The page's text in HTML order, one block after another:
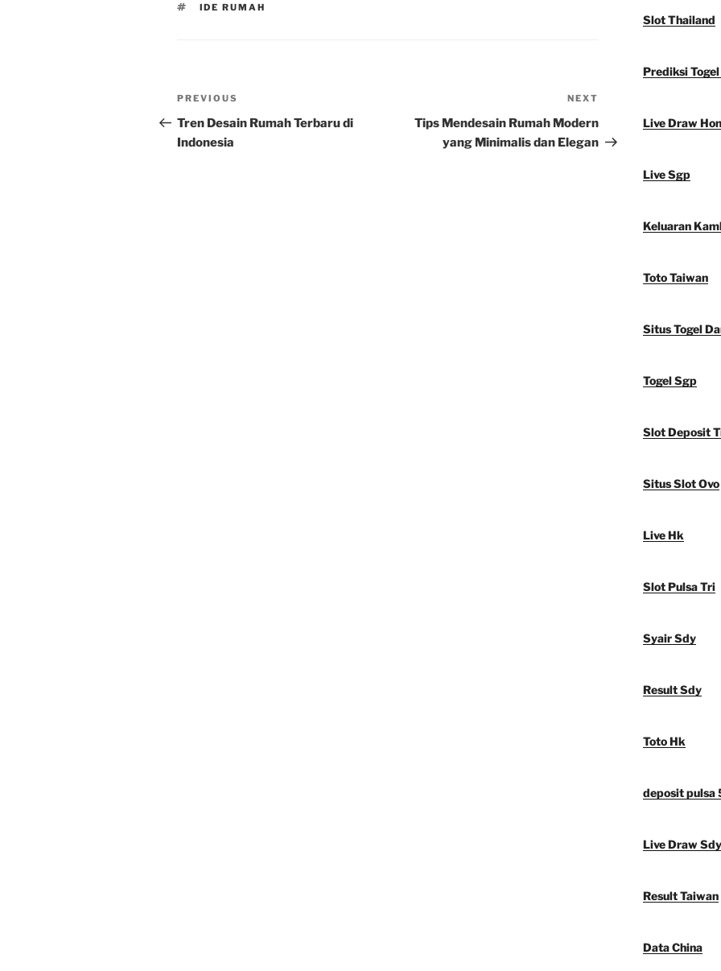
TAGS
IDE RUMAH
Post
navigation
Previous
Post
PREVIOUS
Tren Desain Rumah Terbaru di
Indonesia
Post
NEXT
Tips Mendesain Rumah Modern
yang Minimalis dan Elegan
Slot Thailand
Prediksi
Live Draw
Live Sgp
Keluaran
Toto Taiwan
Situs Togel
Togel Sgp
Slot Deposit
Situs Slot Ovo
Live Hk
Slot Pulsa Tri
Syair Sdy
Result Sdy
Toto Hk
deposit pulsa
Live Draw Sdy
Result Taiwan
Data China